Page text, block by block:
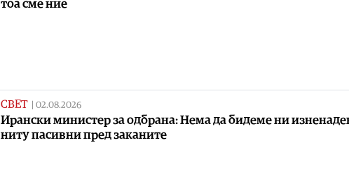
тоа сме ние
СВЕТ | 02.08.2026
Ирански министер за одбрана: Нема да бидеме ни
ниту пасивни пред заканите